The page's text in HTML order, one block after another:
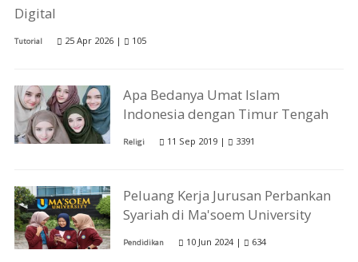
Digital
Tutorial 25 Apr 2026 | 105
Apa Bedanya Umat Islam
Indonesia dengan Timur Tengah
Religi 11 Sep 2019 | 3391
Peluang Kerja Jurusan Perbankan
Syariah di Ma'soem University
Pendidikan 10 Jun 2024 | 634